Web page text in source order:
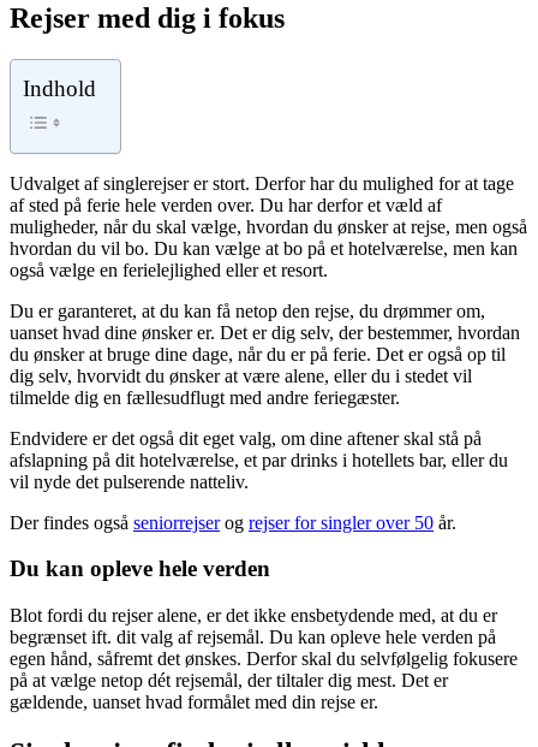
Rejser med dig i fokus
Indhold
Udvalget af singlerejser er stort. Derfor har du mulighed for at tage
af sted på ferie hele verden over. Du har derfor et væld af
muligheder, når du skal vælge, hvordan du ønsker at rejse, men også
hvordan du vil bo. Du kan vælge at bo på et hotelværelse, men kan
også vælge en ferielejlighed eller et resort.
Du er garanteret, at du kan få netop den rejse, du drømmer om,
uanset hvad dine ønsker er. Det er dig selv, der bestemmer, hvordan
du ønsker at bruge dine dage, når du er på ferie. Det er også op til
dig selv, hvorvidt du ønsker at være alene, eller du i stedet vil
tilmelde dig en fællesudflugt med andre feriegæster.
Endvidere er det også dit eget valg, om dine aftener skal stå på
afslapning på dit hotelværelse, et par drinks i hotellets bar, eller du
vil nyde det pulserende natteliv.
Der findes også seniorrejserog rejser for singler over 50 år.
Du kan opleve hele verden
Blot fordi du rejser alene, er det ikke ensbetydende med, at du er
begrænset ift. dit valg af rejsemål. Du kan opleve hele verden på
egen hånd, såfremt det ønskes. Derfor skal du selvfølgelig fokusere
på at vælge netop dét rejsemål, der tiltaler dig mest. Det er
gældende, uanset hvad formålet med din rejse er.